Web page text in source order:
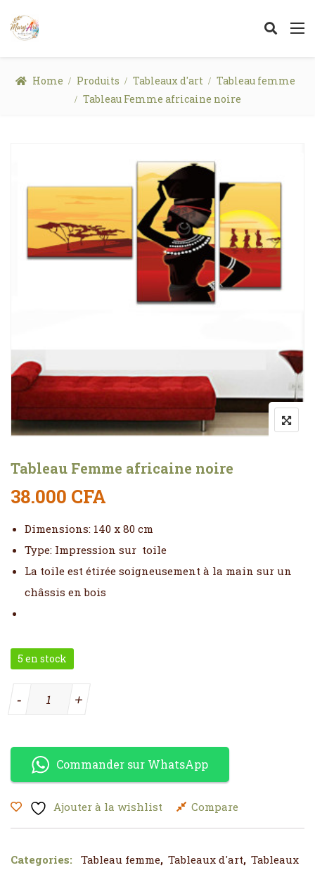
Home Produits Tableaux d'art
Tableau femme
Tableau Femme africaine noire
Tableau Femme africaine noire
38.000 CFA
Dimensions: 140 x 80 cm
Type: Impression sur toile
La toile est étirée soigneusement à la main sur un
châssis en bois
5 en stock
quantité de Tableau Femme africaine noire
+
-
Commander sur WhatsApp
Ajouter à la wishlist Compare
Categories: Tableau femme, Tableaux d'art, Tableaux